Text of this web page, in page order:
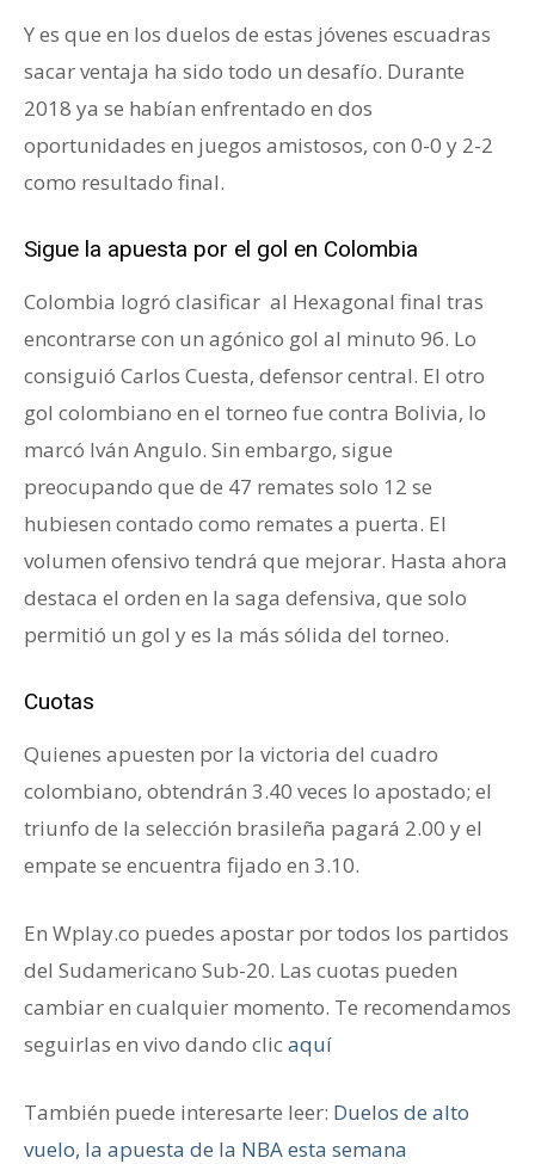
Y es que en los duelos de estas jóvenes escuadras
sacar ventaja ha sido todo un desafío. Durante
2018 ya se habían enfrentado en dos
oportunidades en juegos amistosos, con 0-0 y 2-2
como resultado final.
Sigue la apuesta por el gol en Colombia
Colombia logró clasificar al Hexagonal final tras
encontrarse con un agónico gol al minuto 96. Lo
consiguió Carlos Cuesta, defensor central. El otro
gol colombiano en el torneo fue contra Bolivia, lo
marcó Iván Angulo. Sin embargo, sigue
preocupando que de 47 remates solo 12 se
hubiesen contado como remates a puerta. El
volumen ofensivo tendrá que mejorar. Hasta ahora
destaca el orden en la saga defensiva, que solo
permitió un gol y es la más sólida del torneo.
Cuotas
Quienes apuesten por la victoria del cuadro
colombiano, obtendrán 3.40 veces lo apostado; el
triunfo de la selección brasileña pagará 2.00 y el
empate se encuentra fijado en 3.10.
En Wplay.co puedes apostar por todos los partidos
del Sudamericano Sub-20. Las cuotas pueden
cambiar en cualquier momento. Te recomendamos
seguirlas en vivo dando clic aquí
También puede interesarte leer: Duelos de alto
vuelo, la apuesta de la NBA esta semana